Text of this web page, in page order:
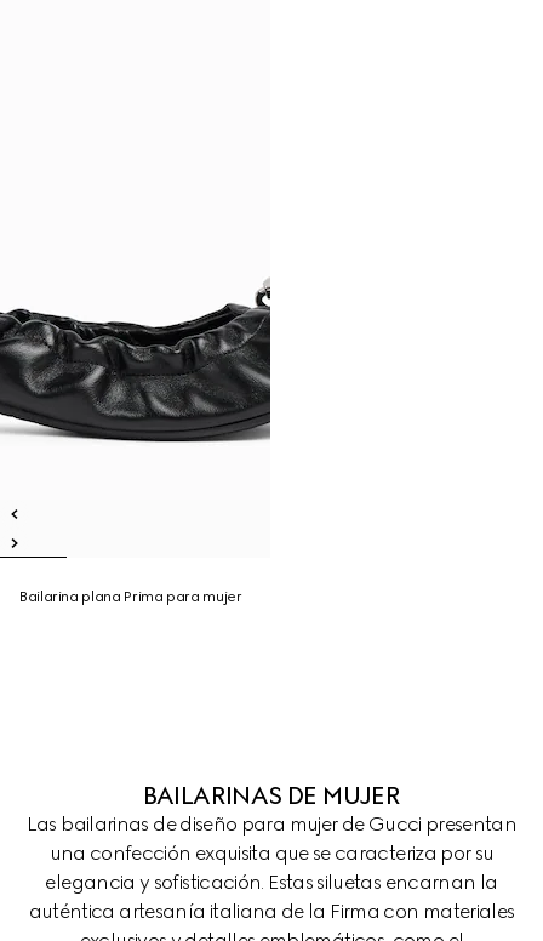
Bailarina plana Prima para mujer
BAILARINAS DE MUJER
Las bailarinas de diseño para mujer de Gucci presentan
una confección exquisita que se caracteriza por su
elegancia y sofisticación. Estas siluetas encarnan la
auténtica artesanía italiana de la Firma con materiales